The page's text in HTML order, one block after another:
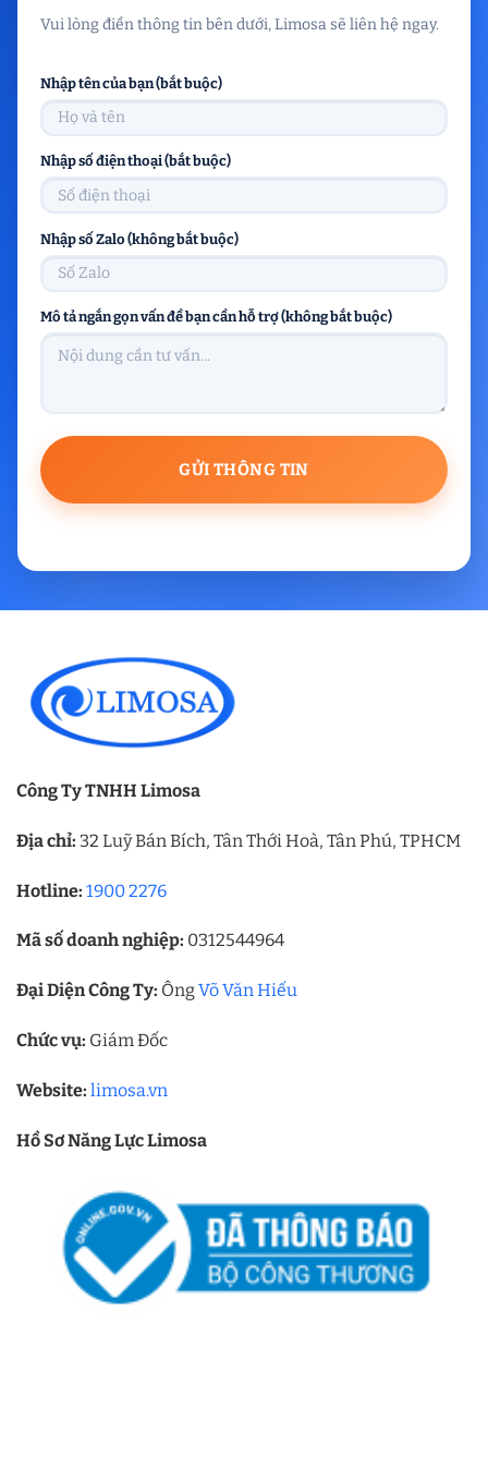
Vui lòng điền thông tin bên dưới, Limosa sẽ liên hệ ngay.
Nhập tên của bạn (bắt buộc)
Nhập số điện thoại (bắt buộc)
Nhập số Zalo (không bắt buộc)
Mô tả ngắn gọn vấn đề bạn cần hỗ trợ (không bắt buộc)
Công Ty TNHH Limosa
Địa chỉ: 32 Luỹ Bán Bích, Tân Thới Hoà, Tân Phú, TPHCM
Hotline: 1900 2276
Mã số doanh nghiệp: 0312544964
Đại Diện Công Ty: ÔngVõ Văn Hiếu
Chức vụ: Giám Đốc
Website: limosa.vn
Hồ Sơ Năng Lực Limosa